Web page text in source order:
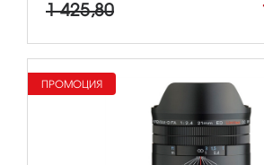
1 425,80
ПРОМОЦИЯ